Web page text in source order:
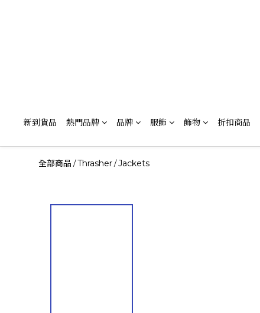
新到貨品 熱門品牌 品牌 服飾 飾物 折扣商品
全部商品 /Thrasher/Jackets